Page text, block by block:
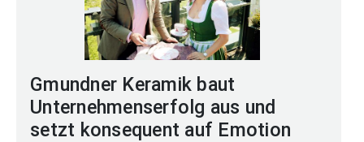
Gmundner Keramik baut
Unternehmenserfolg aus und
setzt konsequent auf Emotion